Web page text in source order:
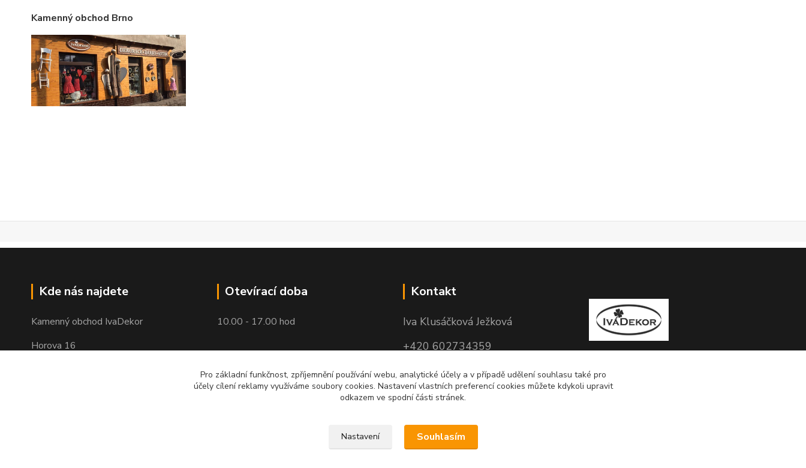
Kamenný obchod Brno
Kde nás najdete
Kamenný obchod IvaDekor
Horova 16
Otevírací doba
10.00 - 17.00 hod
Kontakt
Iva Klusáčková Ježková
+420 602734359
(po-pá 10.00-17.00hod)
iva@ivadekor.cz
Pro základní funkčnost, zpříjemnění používání webu, analytické účely a v případě udělení souhlasu také pro
účely cílení reklamy využíváme soubory cookies. Nastavení vlastních preferencí cookies můžete kdykoli upravit
odkazem ve spodní části stránek.
Nastavení Souhlasím